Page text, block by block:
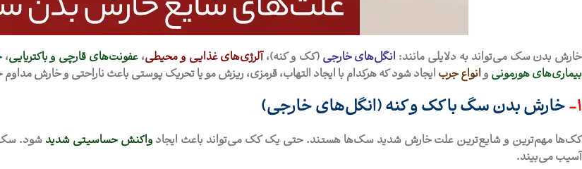
خارش بدن سگمی‌تواند به دلایلی مانند: انگل‌های خارجی(کک و کنه)،آلرژی‌های غذایی و محیطی،عفونت‌های قارچی و باکتریایی،
بیماری‌های هورمونیوانواع جربایجاد شود که هرکدام با ایجاد التهاب، قرمزی، ریزش مو یا تحریک پوستی باعث ناراحتی و خارش
1- خارش بدن سگ با کک و کنه (انگل‌های خارجی)
کک‌هامهم‌ترین و شایع‌ترین علتخارش شدید سگ‌هاهستند. حتی یک کک می‌تواند باعث ایجادواکنش حساسیتی شدیدشود.
آسیب می‌بیند.